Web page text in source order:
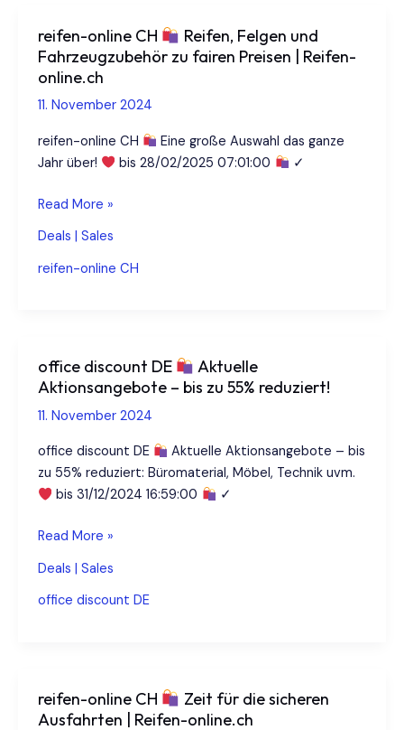
reifen-online CH
Reifen, Felgen und
Fahrzeugzubehör zu fairen Preisen | Reifen-
online.ch
11. November 2024
reifen-online CH
Eine große Auswahl das ganze
Jahr über!
bis 28/02/2025 07:01:00 ✓
reifen-
zu
fairen
Preisen
Reifen-
online.ch
Read More »
Deals | Sales
reifen-online CH
office discount DE
Aktuelle
Aktionsangebote – bis zu 55% reduziert!
11. November 2024
office discount DE
Aktuelle Aktionsangebote – bis
zu 55% reduziert: Büromaterial, Möbel, Technik uvm.
bis 31/12/2024 16:59:00
✓
office
DE
zu
Read More »
Deals | Sales
office discount DE
reifen-online CH
Zeit für die sicheren
Ausfahrten | Reifen-online.ch